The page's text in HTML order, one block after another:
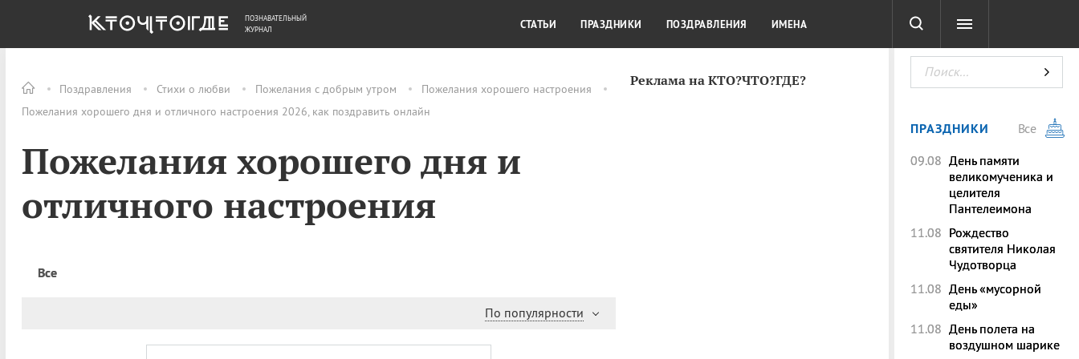
Поздравления Стихи о любви Пожелания с добрым утром
Пожелания хорошего настроения
Пожелания хорошего дня и отличного настроения 2026, как поздравить онлайн
Пожелания хорошего дня и
отличного настроения
Все
По популярности
Реклама на КТО?ЧТО?ГДЕ?
ОБЩЕСТВО ДЕНЬГИ КУЛЬТУРА КРАСОТА ТЕСТЫ
ПОЗНАВАТЕЛЬНЫЙ
ЖУРНАЛ
СТАТЬИ ПРАЗДНИКИ ПОЗДРАВЛЕНИЯ ИМЕНА
ПРАЗДНИКИ
Все
09.08 День памяти
великомученика и
целителя
Пантелеимона
11.08 Рождество
святителя Николая
Чудотворца
11.08 День «мусорной
еды»
11.08 День полета на
воздушном шарике